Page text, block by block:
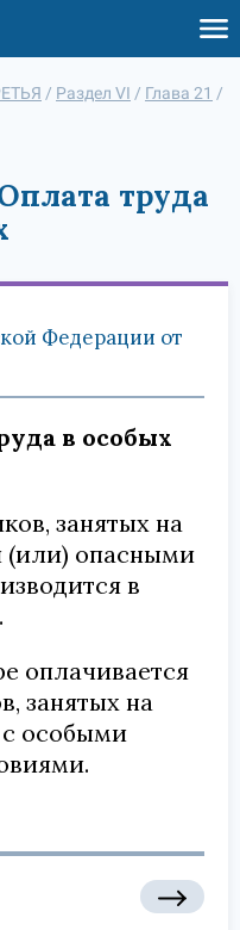
/ Раздел VI / Глава 21 /
труда
Федерации от
в особых
занятых на
(или) опасными
в
оплачивается
занятых на
с особыми